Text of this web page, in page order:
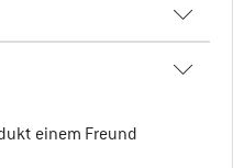
einem Freund